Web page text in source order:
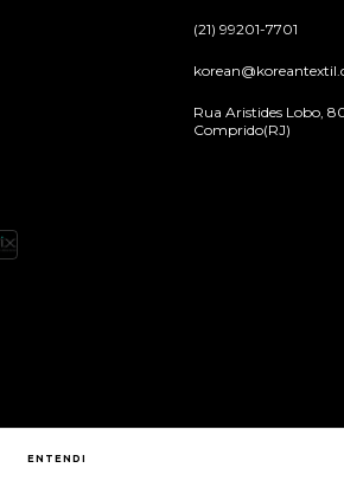
ENTENDI
(21) 99201-7701
Rua Aristides Lobo,
Comprido(RJ)